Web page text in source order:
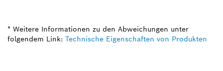
* Weitere Informationen zu den Abweichungen unter
folgendem Link: Technische Eigenschaften von Produkten